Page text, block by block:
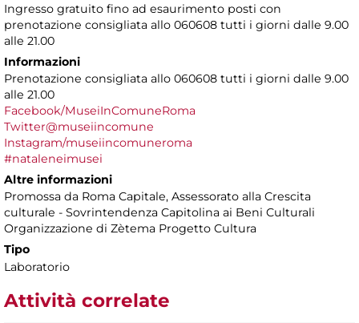
Ingresso gratuito fino ad esaurimento posti con
prenotazione consigliata allo 060608 tutti i giorni dalle 9.00
alle 21.00
Informazioni
Prenotazione consigliata allo 060608 tutti i giorni dalle 9.00
alle 21.00
Facebook/MuseiInComuneRoma
Twitter@museiincomune
Instagram/museiincomuneroma
#nataleneimusei
Altre informazioni
Promossa da Roma Capitale, Assessorato alla Crescita
culturale - Sovrintendenza Capitolina ai Beni Culturali
Organizzazione di Zètema Progetto Cultura
Tipo
Laboratorio
Attività correlate